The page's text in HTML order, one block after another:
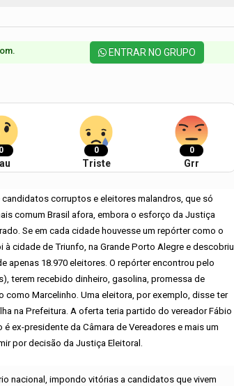
ENTRAR NO GRUPO
0 0
Triste
0
Grr
corruptos e eleitores malandros, que só
comum Brasil afora, embora o esforço da Justiça
Se em cada cidade houvesse um repórter como o
cidade de Triunfo, na Grande Porto Alegre e descobriu
apenas 18.970 eleitores. O repórter encontrou pelo
terem recebido dinheiro, gasolina, promessa de
Marcelinho. Uma eleitora, por exemplo, disse ter
na Prefeitura. A oferta teria partido do vereador Fábio
ex-presidente da Câmara de Vereadores e mais um
por decisão da Justiça Eleitoral.
nacional, impondo vitórias a candidatos que vivem